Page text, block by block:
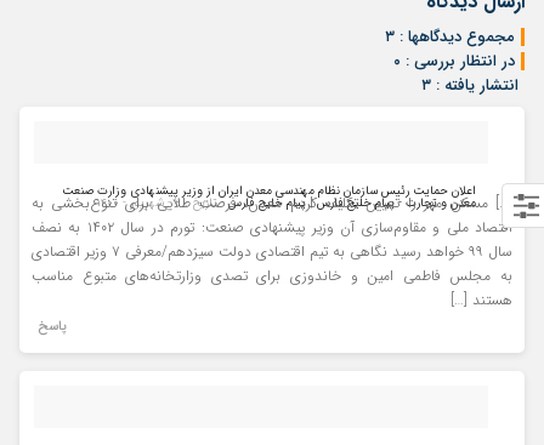
مجموع دیدگاهها : ۳
در انتظار بررسی : ۰
انتشار یافته : ۳
اعلان حمایت رئیس سازمان نظام مهندسی معدن ایران از وزیر پیشنهادی وزارت صنعت
معدن و تجارت - پیام خلیج فارس | پیام خلیج فارس- تاریخ : ۲ - شهریور - ۱۴۰۰
[…] مسکن مهر را تعیین تکلیف کردم معدن، فرصت طلایی برای تنوع‌بخشی به
اقتصاد ملی و مقاوم‌سازی آن وزیر پیشنهادی صنعت: تورم در سال ۱۴۰۲ به نصف
سال ۹۹ خواهد رسید نگاهی به تیم اقتصادی دولت سیزدهم/معرفی ۷ وزیر اقتصادی
به مجلس فاطمی امین و خاندوزی برای تصدی وزارتخانه‌های متبوع مناسب
هستند […]
پاسخ